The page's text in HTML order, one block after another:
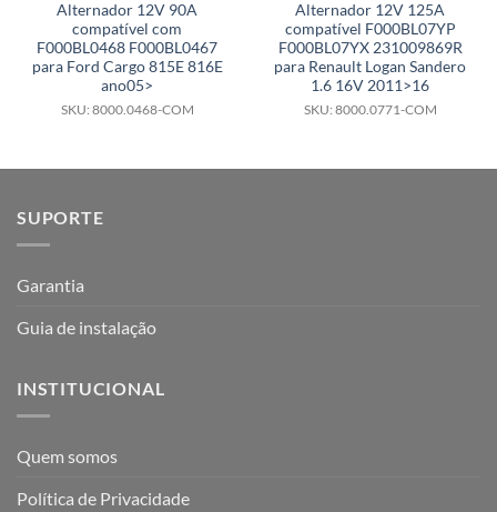
Alternador 12V 90A
compatível com
F000BL0468 F000BL0467
para Ford Cargo 815E 816E
ano05>
SKU: 8000.0468-COM
Alternador 12V 125A
compatível F000BL07YP
F000BL07YX 231009869R
para Renault Logan Sandero
1.6 16V 2011>16
SKU: 8000.0771-COM
SUPORTE
Garantia
Guia de instalação
INSTITUCIONAL
Quem somos
Política de Privacidade